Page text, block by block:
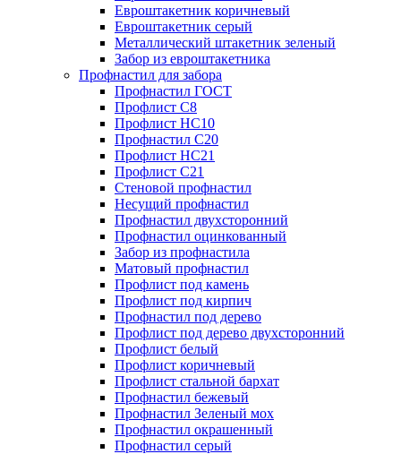
Евроштакетник коричневый
Евроштакетник серый
Металлический штакетник зеленый
Забор из евроштакетника
Профнастил для забора
Профнастил ГОСТ
Профлист С8
Профлист НС10
Профнастил С20
Профлист НС21
Профлист С21
Стеновой профнастил
Несущий профнастил
Профнастил двухсторонний
Профнастил оцинкованный
Забор из профнастила
Матовый профнастил
Профлист под камень
Профлист под кирпич
Профнастил под дерево
Профлист под дерево двухсторонний
Профлист белый
Профлист коричневый
Профлист стальной бархат
Профнастил бежевый
Профнастил Зеленый мох
Профнастил окрашенный
Профнастил серый